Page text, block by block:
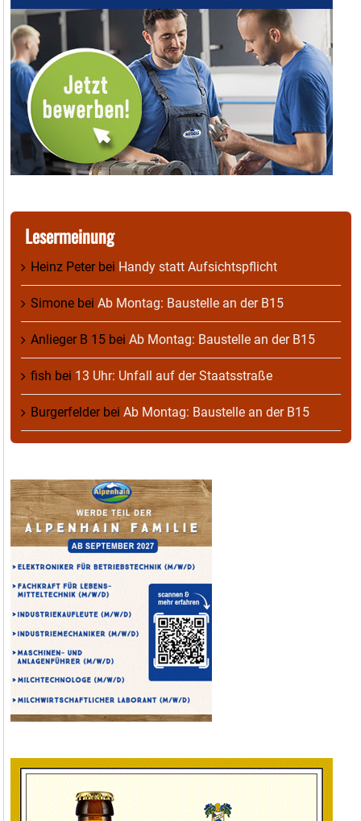
Lesermeinung
Heinz Peterbei Handy statt Aufsichtspflicht
Simone bei Ab Montag: Baustelle an der B15
Anlieger B 15 bei Ab Montag: Baustelle an der B15
fish bei 13 Uhr: Unfall auf der Staatsstraße
Burgerfelderbei Ab Montag: Baustelle an der B15